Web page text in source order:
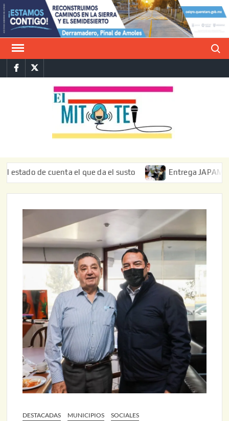
Saltar
al
contenido
FacebookTwitter
de cuenta el que da el susto Entrega JAPAM
DESTACADAS MUNICIPIOS SOCIALES